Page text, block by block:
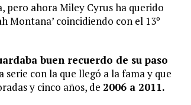
pero ahora Miley Cyrus ha querido
Montana’ coincidiendo con el 13º
buen recuerdo de su paso
serie con la que llegó a la fama y que
y cinco años, de 2006 a 2011.